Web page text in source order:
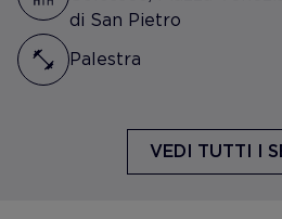
di San Pietro
Palestra
VEDI TUTTI I